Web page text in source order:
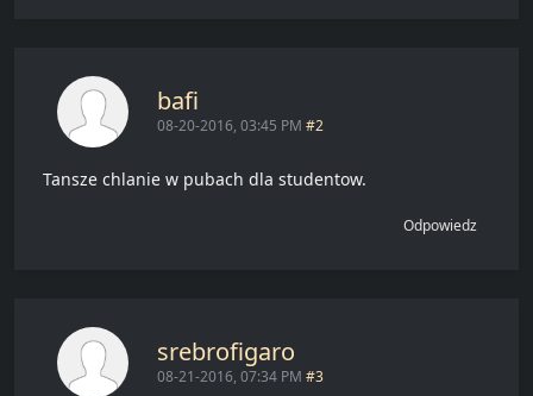
bafi
08-20-2016, 03:45 PM #2
Tansze chlanie w pubach dla studentow.
Odpowiedz
srebrofigaro
08-21-2016, 07:34 PM #3